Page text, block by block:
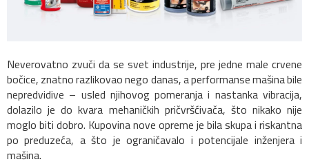
Neverovatno zvuči da se svet industrije, pre jedne male crvene
bočice, znatno razlikovao nego danas, a performanse mašina bile
nepredvidive – usled njihovog pomeranja i nastanka vibracija,
dolazilo je do kvara mehaničkih pričvršćivača, što nikako nije
moglo biti dobro. Kupovina nove opreme je bila skupa i riskantna
po preduzeća, a što je ograničavalo i potencijale inženjera i
mašina.